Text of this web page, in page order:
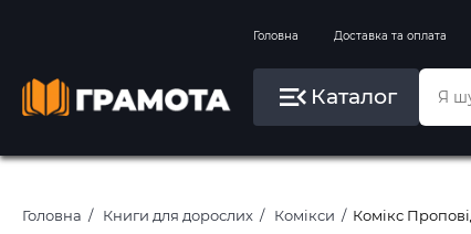
Головна Доставка та оплата
Каталог
Вправи на зимові канікули
Літо, пляж, плавання, басейни
Картини за номерами
Головна Книги для дорослих Комікси Комікс